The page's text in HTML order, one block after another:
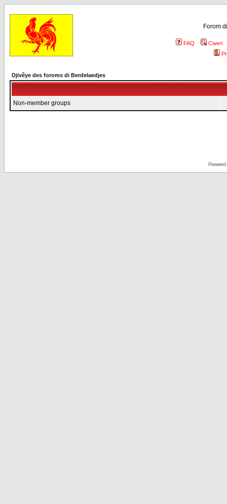
Forom
FAQ
Cweri
Djivêye des foroms di Berdelaedjes
Non-member groups
Powered